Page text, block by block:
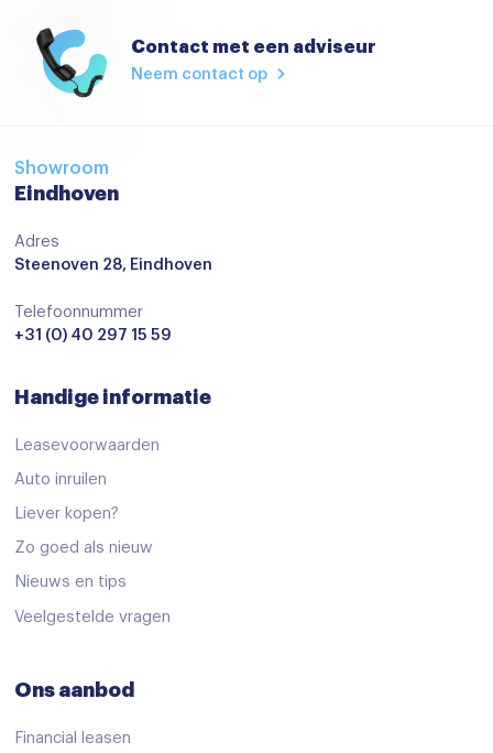
Anti doorSlip Regeling
Anti doorSlip Regeling
bots waarschuwing systeem
Derde remlicht
Elektronisch Stabiliteits Programma
Hill hold functie
Bluetooth
centrale vergrendeling met afstandsbediening
Cruise control adaptief met stop&go en stuurhulp
Dab
Contact met een adviseur
Neem contact op
Showroom
Eindhoven
Adres
Steenoven 28, Eindhoven
Telefoonnummer
+31 (0) 40 297 15 59
Handige informatie
Leasevoorwaarden
Auto inruilen
Liever kopen?
Zo goed als nieuw
Nieuws en tips
Veelgestelde vragen
Ons aanbod
Financial leasen